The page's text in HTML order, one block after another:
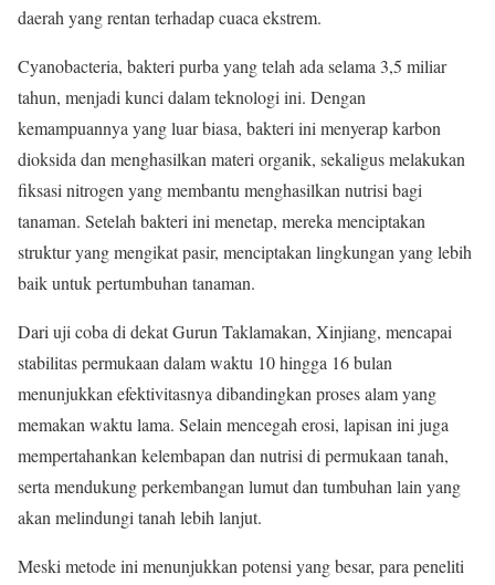
daerah yang rentan terhadap cuaca ekstrem.
Cyanobacteria, bakteri purba yang telah ada selama 3,5 miliar
tahun, menjadi kunci dalam teknologi ini. Dengan
kemampuannya yang luar biasa, bakteri ini menyerap karbon
dioksida dan menghasilkan materi organik, sekaligus melakukan
fiksasi nitrogen yang membantu menghasilkan nutrisi bagi
tanaman. Setelah bakteri ini menetap, mereka menciptakan
struktur yang mengikat pasir, menciptakan lingkungan yang lebih
baik untuk pertumbuhan tanaman.
Dari uji coba di dekat Gurun Taklamakan, Xinjiang, mencapai
stabilitas permukaan dalam waktu 10 hingga 16 bulan
menunjukkan efektivitasnya dibandingkan proses alam yang
memakan waktu lama. Selain mencegah erosi, lapisan ini juga
mempertahankan kelembapan dan nutrisi di permukaan tanah,
serta mendukung perkembangan lumut dan tumbuhan lain yang
akan melindungi tanah lebih lanjut.
Meski metode ini menunjukkan potensi yang besar, para peneliti